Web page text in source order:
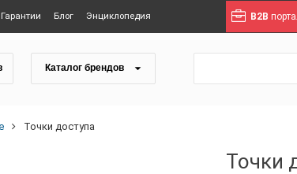
Гарантии Блог Энциклопедия B2B
Каталог брендов
Точки доступа
Точки